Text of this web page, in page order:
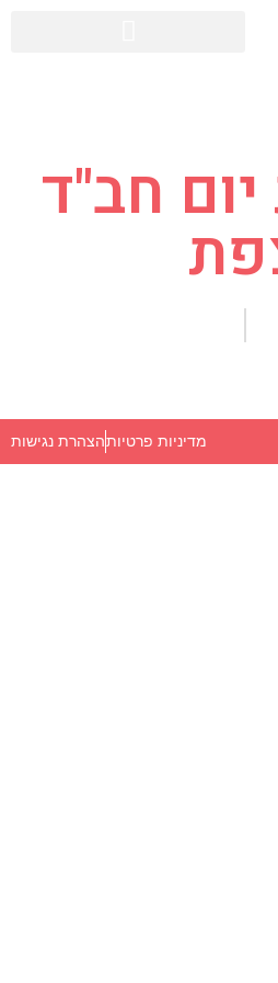
יום חב"ד
מדיניות פרטיותהצהרת נגישות